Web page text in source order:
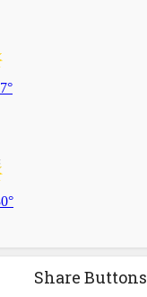
Share Buttons